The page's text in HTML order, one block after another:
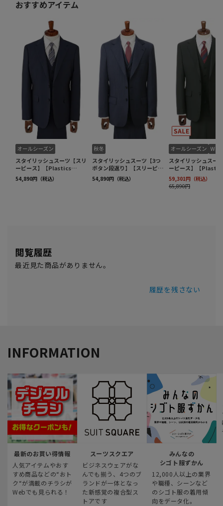
閲覧履歴
最近見た商品がありません。
履歴を残さない
INFORMATION
最新のお買い得情報
人気アイテムやおす
すめ商品などの“おト
ク“が満載のチラシが
Webでも見られる！
スーツスクエア
ビジネスウェアがな
んでも揃う、4つのブ
ランドが一体となっ
た新感覚の複合型ス
トアです
みんなの
シゴト服ずかん
12,000人以上の業界
や職種、シーンなど
のシゴト服の着用傾
向をデータ化。